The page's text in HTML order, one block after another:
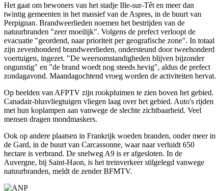
Het gaat om bewoners van het stadje Ille-sur-Têt en meer dan
twintig gemeenten in het massief van de Aspres, in de buurt van
Perpignan. Brandweerlieden noemen het bestrijden van de
natuurbranden "zeer moeilijk". Volgens de prefect verloopt de
evacuatie "geordend, naar prioriteit per geografische zone". In totaal
zijn zevenhonderd brandweerlieden, ondersteund door tweehonderd
voertuigen, ingezet. "De weersomstandigheden blijven bijzonder
ongunstig" en "de brand woedt nog steeds hevig", aldus de prefect
zondagavond. Maandagochtend vroeg worden de activiteiten hervat.
Op beelden van AFPTV zijn rookpluimen te zien boven het gebied.
Canadair-blusvliegtuigen vliegen laag over het gebied. Auto's rijden
met hun koplampen aan vanwege de slechte zichtbaarheid. Veel
mensen dragen mondmaskers.
Ook op andere plaatsen in Frankrijk woeden branden, onder meer in
de Gard, in de buurt van Carcassonne, waar naar verluidt 650
hectare is verbrand. De snelweg A9 is er afgesloten. In de
Auvergne, bij Saint-Haon, is het treinverkeer stilgelegd vanwege
natuurbranden, meldt de zender BFMTV.